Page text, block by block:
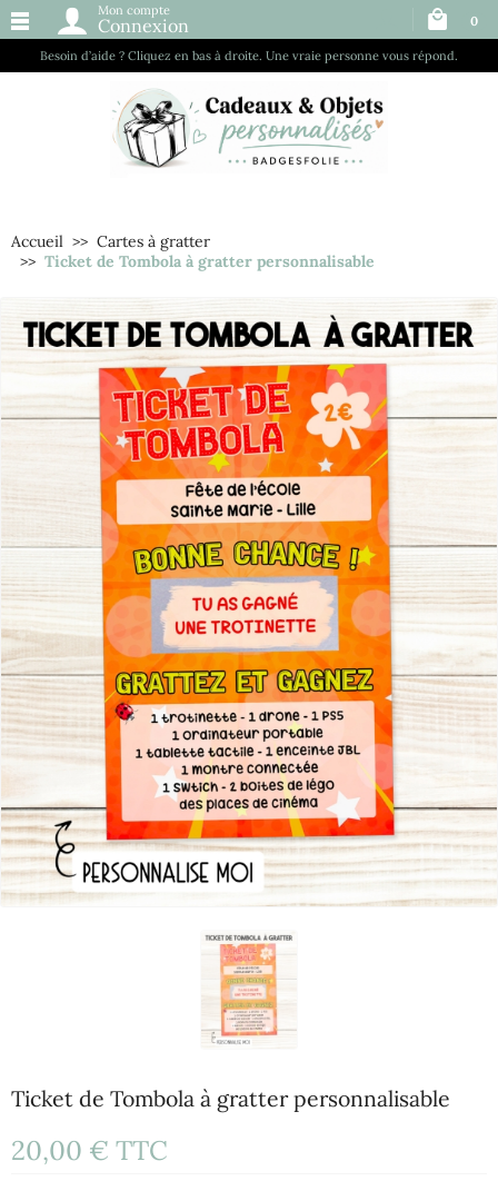
Besoin d’aide ? Cliquez en bas à droite. Une vraie personne vous répond.
Mon compte
Connexion 0
Accueil
Cartes à gratter
Ticket de Tombola à gratter personnalisable
Ticket de Tombola à gratter personnalisable
20,00 € TTC